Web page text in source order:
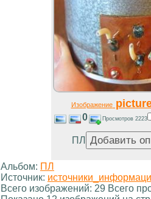
Изображение
0 Просмотров 2223
ПЛ
Альбом: ПЛ
Источник:
Всего изображений: 29 Всего